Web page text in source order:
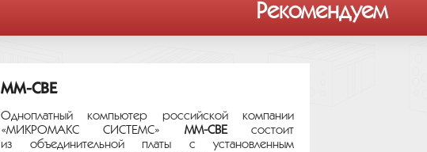
Рекомендуем
MM-CBE
Одноплатный компьютер российской компании
«МИКРОМАКС СИСТЕМС» MM-CBEсостоит
из объединительной платы с установленным